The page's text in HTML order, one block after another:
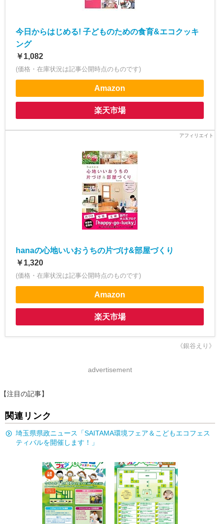
今日からはじめる! 子どものための食育&エコクッキ
ング
￥1,082
(価格・在庫状況は記事公開時点のものです)
Amazon
楽天市場
hanaの心地いいおうちの片づけ&部屋づくり
￥1,320
(価格・在庫状況は記事公開時点のものです)
Amazon
楽天市場
《銀谷えり》
advertisement
【注目の記事】
関連リンク
埼玉県県政ニュース「SAITAMA環境フェア＆こどもエコフェス
ティバルを開催します！」